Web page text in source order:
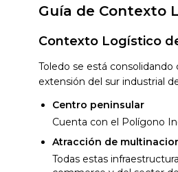
Guía de Contexto
Contexto Logístico
Toledo se está
extensión del sur industrial
Centro peninsular
Cuenta con el Polígono
Atracción de
Todas estas